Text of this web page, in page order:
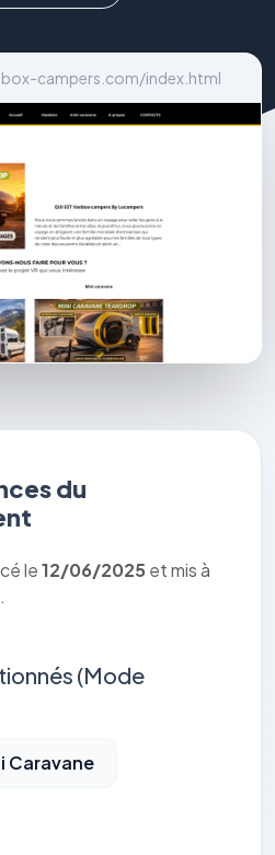
campers.com/index.html
du
le12/06/2025 et mis à
.
(Mode
Caravane